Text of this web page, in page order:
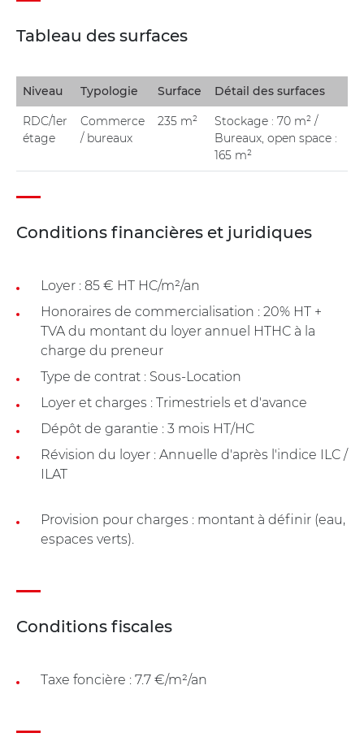
Tableau des surfaces
Niveau Typologie Surface Détail des surfaces
RDC/1er
étage
Commerce
/ bureaux
235 m²
Stockage : 70 m² /
Bureaux, open space :
165 m²
Conditions financières et juridiques
Loyer : 85 € HT HC/m²/an
Honoraires de commercialisation : 20% HT +
TVA du montant du loyer annuel HTHC à la
charge du preneur
Type de contrat : Sous-Location
Loyer et charges : Trimestriels et d'avance
Dépôt de garantie : 3 mois HT/HC
Révision du loyer : Annuelle d'après l'indice ILC /
ILAT
Provision pour charges : montant à définir (eau,
espaces verts).
Conditions fiscales
Taxe foncière : 7.7 €/m²/an